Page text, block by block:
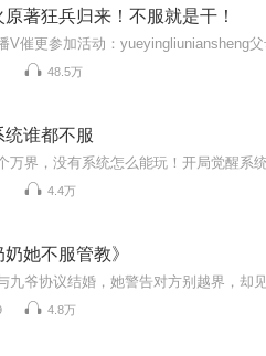
原著狂兵归来！不服就是干！
48.5万
统谁都不服
万界，没有系统怎么能玩！开局觉醒系
4.4万
奶她不服管教》
4.8万